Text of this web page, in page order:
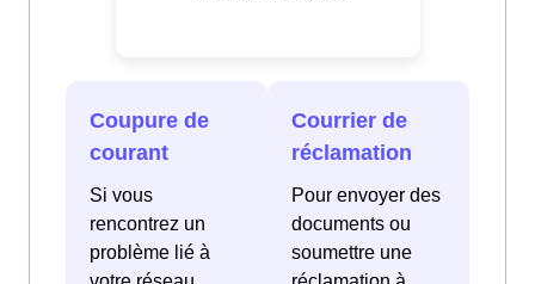
Coupure de
courant
Si vous
rencontrez un
problème lié à
Courrier de
réclamation
Pour envoyer des
documents ou
soumettre une